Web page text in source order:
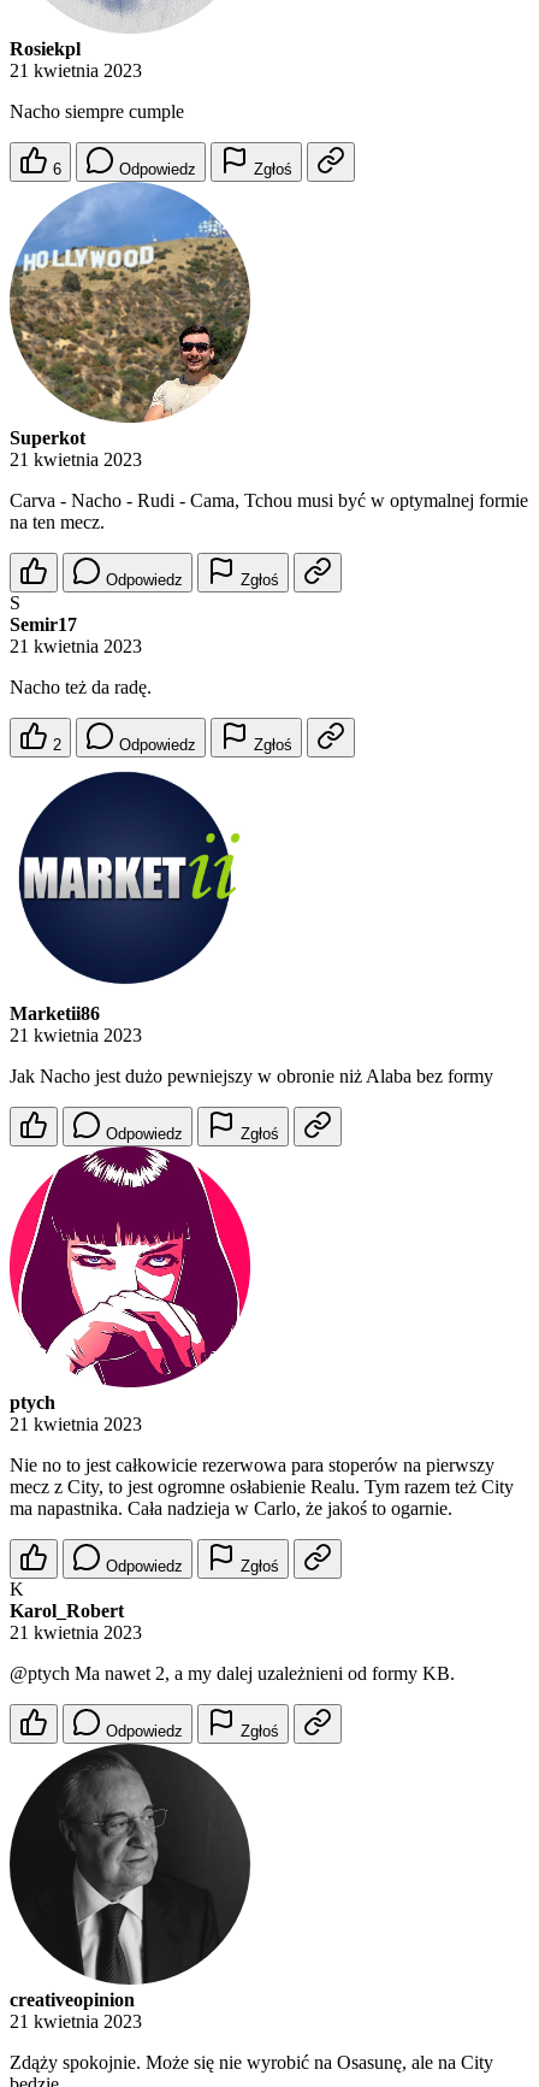
Rosiekpl
21 kwietnia 2023
Nacho siempre cumple
6 Odpowiedz Zgłoś
Superkot
21 kwietnia 2023
Carva - Nacho - Rudi - Cama, Tchou musi być w optymalnej formie
na ten mecz.
Odpowiedz Zgłoś
S
Semir17
21 kwietnia 2023
Nacho też da radę.
2 Odpowiedz Zgłoś
Marketii86
21 kwietnia 2023
Jak Nacho jest dużo pewniejszy w obronie niż Alaba bez formy
Odpowiedz Zgłoś
ptych
21 kwietnia 2023
Nie no to jest całkowicie rezerwowa para stoperów na pierwszy
mecz z City, to jest ogromne osłabienie Realu. Tym razem też City
ma napastnika. Cała nadzieja w Carlo, że jakoś to ogarnie.
Odpowiedz Zgłoś
K
Karol_Robert
21 kwietnia 2023
@ptych Ma nawet 2, a my dalej uzależnieni od formy KB.
Odpowiedz Zgłoś
creativeopinion
21 kwietnia 2023
Zdąży spokojnie. Może się nie wyrobić na Osasunę, ale na City